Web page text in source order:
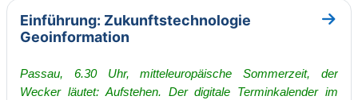
Einführung: Zukunftstechnologie
Geoinformation
Go
Passau, 6.30 Uhr, mitteleuropäische Sommerzeit, der
Wecker läutet: Aufstehen.
Der digitale Terminkalender im